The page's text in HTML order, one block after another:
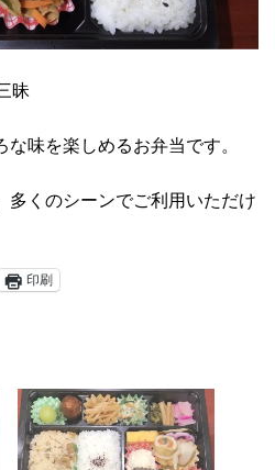
昧
味を楽しめるお弁当です。
多くのシーンでご利用いただけ
印刷